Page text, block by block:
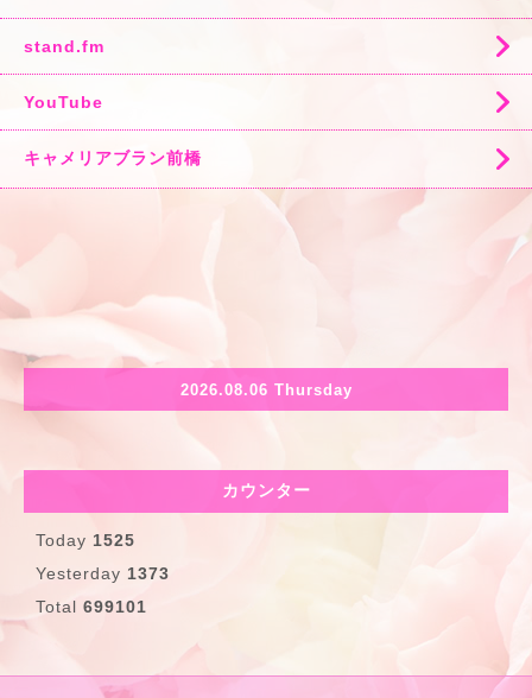
stand.fm
YouTube
キャメリアブラン前橋
2026.08.06 Thursday
カウンター
Today 1525
Yesterday 1373
Total 699101